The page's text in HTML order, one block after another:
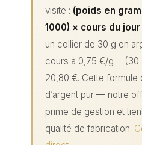
visite : (poids en
1000) × cours du
un collier de 30 g en
cours à 0,75 €/g =
20,80 €. Cette formule
d’argent pur — notre
prime de gestion et
qualité de fabrication.